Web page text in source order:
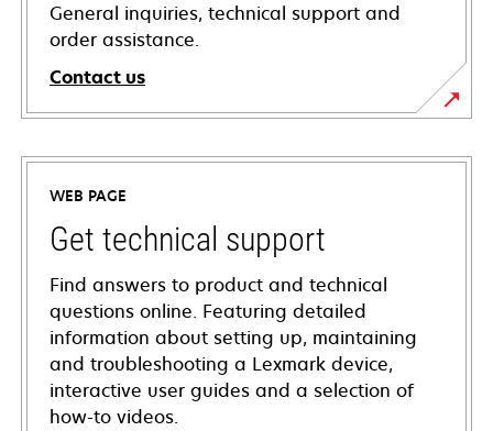
General inquiries, technical support and
order assistance.
Contact us
WEB PAGE
Get technical support
Find answers to product and technical
questions online. Featuring detailed
information about setting up, maintaining
and troubleshooting a Lexmark device,
interactive user guides and a selection of
how-to videos.